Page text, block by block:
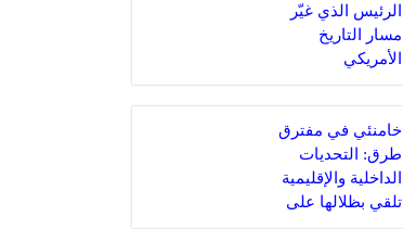
الرئيس الذي غيّر
مسار التاريخ
الأمريكي
خامنئي في مفترق
طرق: التحديات
الداخلية والإقليمية
تلقي بظلالها على
المرشد الإيراني